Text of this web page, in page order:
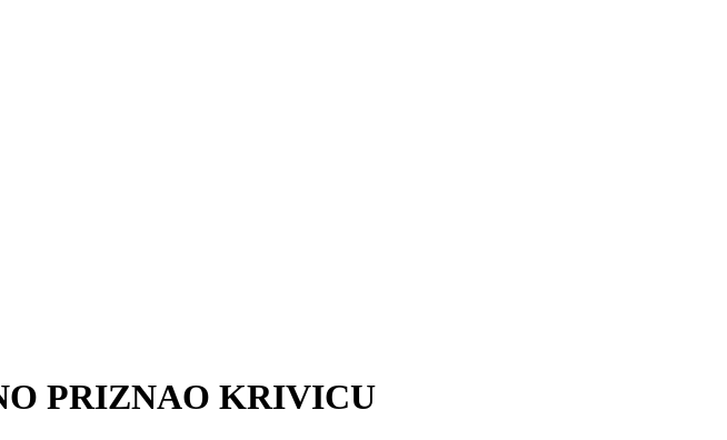
PRIZNAO KRIVICU